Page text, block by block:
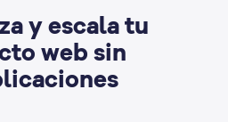
y escala tu
web sin